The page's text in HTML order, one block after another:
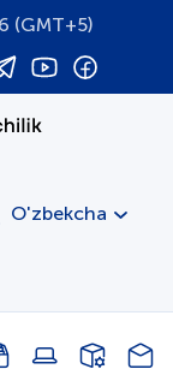
(GMT+5)
O'zbekcha